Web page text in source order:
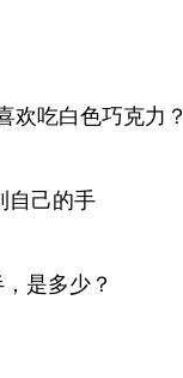
吃白色巧克力？
己的手
是多少？